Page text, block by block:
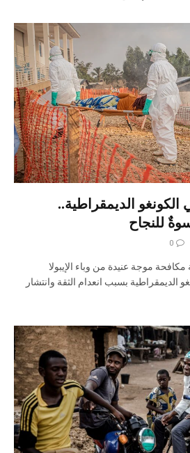
الكونغو الديمقراطية..
للنجاح
0
موجة عنيدة من وباء الإيبولا
الديمقراطية بسبب انعدام الثقة وانتشار